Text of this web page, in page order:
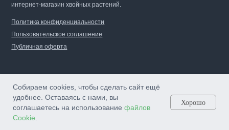
Собираем cookies, чтобы сделать сайт ещё
удобнее. Оставаясь с нами, вы
соглашаетесь на использование файлов
Cookie
Хорошо
интернет-магазин хвойных растений.
Политика конфиденциальности
Пользовательское соглашение
Публичная оферта